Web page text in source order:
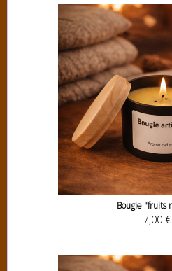
Bougie "fruits
7,00 €